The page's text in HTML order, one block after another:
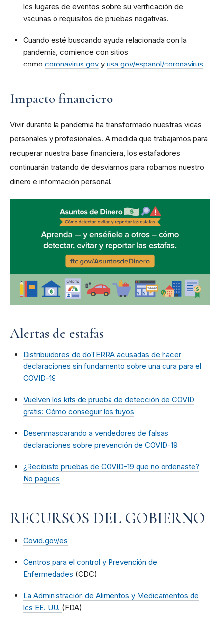
los lugares de eventos sobre su verificación de
vacunas o requisitos de pruebas negativas.
Cuando esté buscando ayuda relacionada con la
pandemia, comience con sitios
como coronavirus.gov y usa.gov/espanol/coronavirus.
Impacto financiero
Vivir durante la pandemia ha transformado nuestras vidas
personales y profesionales. A medida que trabajamos para
recuperar nuestra base financiera, los estafadores
continuarán tratando de desviarnos para robarnos nuestro
dinero e información personal.
Alertas de estafas
Distribuidores de doTERRA acusadas de hacer
declaraciones sin fundamento sobre una cura para el
COVID-19
Vuelven los kits de prueba de detección de COVID
gratis: Cómo conseguir los tuyos
Desenmascarando a vendedores de falsas
declaraciones sobre prevención de COVID-19
¿Recibiste pruebas de COVID-19 que no ordenaste?
No pagues
RECURSOS DEL GOBIERNO
Covid.gov/es
Centros para el control y Prevención de
Enfermedades (CDC)
La Administración de Alimentos y Medicamentos de
los EE. UU. (FDA)